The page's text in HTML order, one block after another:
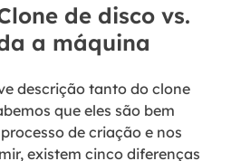
de disco vs.
a máquina
descrição tanto do clone
que eles são bem
de criação e nos
existem cinco diferenças